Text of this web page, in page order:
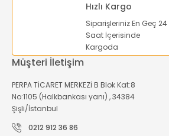
Hızlı Kargo
Siparişleriniz En Geç 24
Saat İçerisinde
Kargoda
Müşteri İletişim
PERPA TİCARET MERKEZİ B Blok Kat:8
No:1105 (Halkbankası yanı) , 34384
Şişli/İstanbul
0212 912 36 86